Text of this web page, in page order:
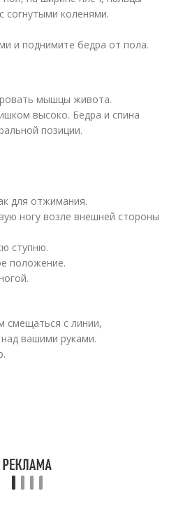
согнутыми коленями.
и поднимите бедра от пола.
мышцы живота.
высоко. Бедра и спина
позиции.
для отжимания.
ногу возле внешней стороны
ступню.
положение.
смещаться с линии,
вашими руками.